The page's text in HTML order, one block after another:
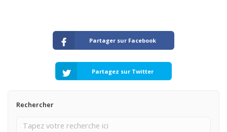
Partager sur Facebook
Partagez sur Twitter
Rechercher